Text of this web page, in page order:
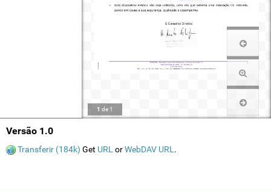
1 de 1
Versão 1.0
Transferir (184k) Get URL orWebDAV URL .